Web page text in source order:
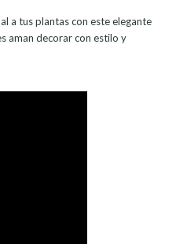
a tus plantas con este elegante
aman decorar con estilo y